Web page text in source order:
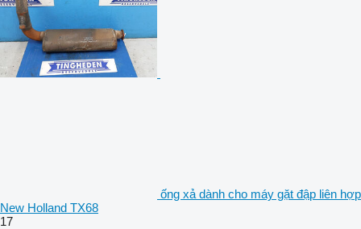
ống xả dành cho máy gặt đập liên hợp
New Holland TX68
17